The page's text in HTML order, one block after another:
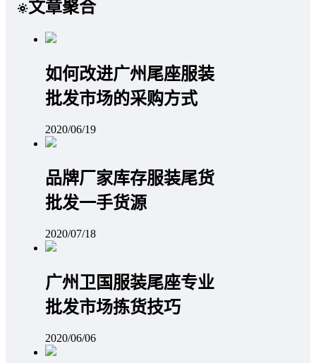
文章聚合
如何改进广州尾座服装
批发市场的采购方式
2020/06/19
品牌厂家库存服装尾货
批发一手货源
2020/07/18
广州卫国服装尾座专业
批发市场拣货技巧
2020/06/06